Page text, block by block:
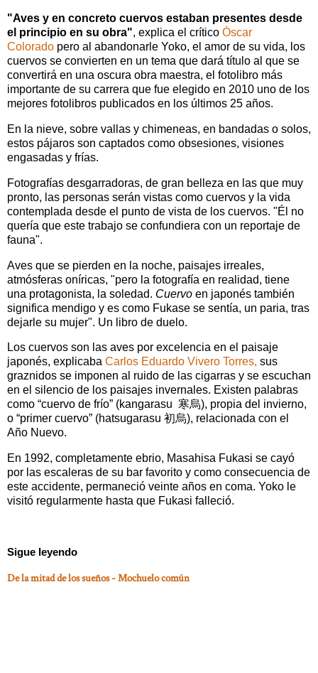
"Aves y en concreto cuervos estaban presentes desde
el principio en su obra", explica el crítico Óscar
Colorado pero al abandonarle Yoko, el amor de su vida, los
cuervos se convierten en un tema que dará título al que se
convertirá en una oscura obra maestra, el fotolibro más
importante de su carrera que fue elegido en 2010 uno de los
mejores fotolibros publicados en los últimos 25 años.
En la nieve, sobre vallas y chimeneas, en bandadas o solos,
estos pájaros son captados como obsesiones, visiones
engasadas y frías.
Fotografías desgarradoras, de gran belleza en las que muy
pronto, las personas serán vistas como cuervos y la vida
contemplada desde el punto de vista de los cuervos. "Él no
quería que este trabajo se confundiera con un reportaje de
fauna".
Aves que se pierden en la noche, paisajes irreales,
atmósferas oníricas, "pero la fotografía en realidad, tiene
una protagonista, la soledad. Cuervo en japonés también
significa mendigo y es como Fukase se sentía, un paria, tras
dejarle su mujer". Un libro de duelo.
Los cuervos son las aves por excelencia en el paisaje
japonés, explicaba Carlos Eduardo Vivero Torres, sus
graznidos se imponen al ruido de las cigarras y se escuchan
en el silencio de los paisajes invernales. Existen palabras
como “cuervo de frío” (kangarasu 寒烏), propia del invierno,
o “primer cuervo” (hatsugarasu 初烏), relacionada con el
Año Nuevo.
En 1992, completamente ebrio, Masahisa Fukasi se cayó
por las escaleras de su bar favorito y como consecuencia de
este accidente, permaneció veinte años en coma. Yoko le
visitó regularmente hasta que Fukasi falleció.
Sigue leyendo
De la mitad de los sueños - Mochuelo común